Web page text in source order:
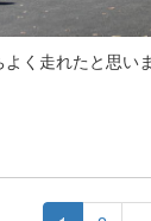
く走れたと思い